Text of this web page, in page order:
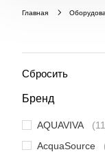
Главная
Сбросить
Бренд
AQUAVIVA
AcquaSource